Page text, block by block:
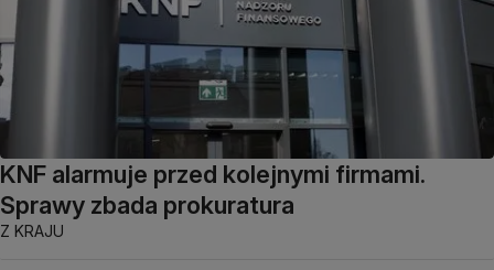
KNF alarmuje przed kolejnymi firmami.
Sprawy zbada prokuratura
Z KRAJU